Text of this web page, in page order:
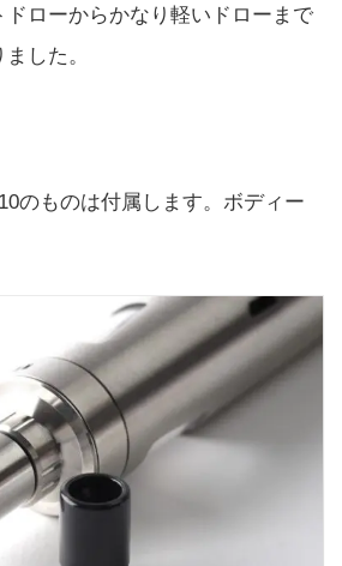
ローからかなり軽いドローまで
した。
のものは付属します。ボディー